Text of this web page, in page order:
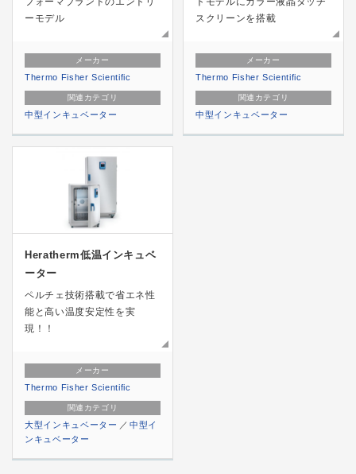
ーモデル
メーカー
Thermo Fisher Scientific
関連カテゴリ
中型インキュベーター
スクリーンを搭載
メーカー
Thermo Fisher Scientific
関連カテゴリ
中型インキュベーター
Heratherm低温インキュベ
ーター
ペルチェ技術搭載で省エネ性
能と高い温度安定性を実
現！！
メーカー
Thermo Fisher Scientific
関連カテゴリ
大型インキュベーター
中型イ
ンキュベーター